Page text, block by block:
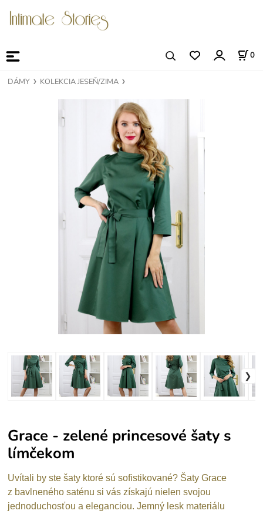
0
DÁMY KOLEKCIA JESEŇ/ZIMA
Grace - zelené princesové šaty s
límčekom
Uvítali by ste šaty ktoré sú sofistikované? Šaty Grace
z bavlneného saténu si vás získajú nielen svojou
jednoduchosťou a eleganciou. Jemný lesk materiálu